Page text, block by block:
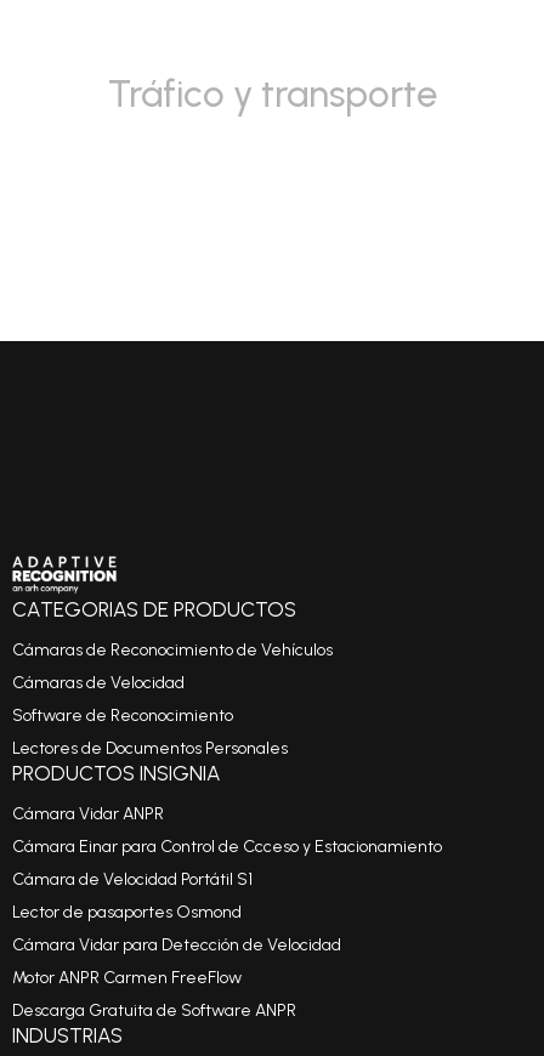
Tráfico y transporte
CATEGORIAS DE PRODUCTOS
Cámaras de Reconocimiento de Vehículos
Cámaras de Velocidad
Software de Reconocimiento
Lectores de Documentos Personales
PRODUCTOS INSIGNIA
Cámara Vidar ANPR
Cámara Einar para Control de Ccceso y Estacionamiento
Cámara de Velocidad Portátil S1
Lector de pasaportes Osmond
Cámara Vidar para Detección de Velocidad
Motor ANPR Carmen FreeFlow
Descarga Gratuita de Software ANPR
INDUSTRIAS